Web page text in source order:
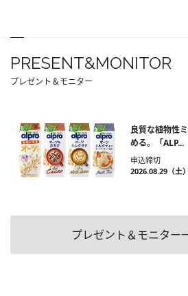
PRESENT&MONITOR
プレゼント＆モニター
良質な植物性
める。「ALP...
申込締切
2026.08.29（土
プレゼント＆モニター